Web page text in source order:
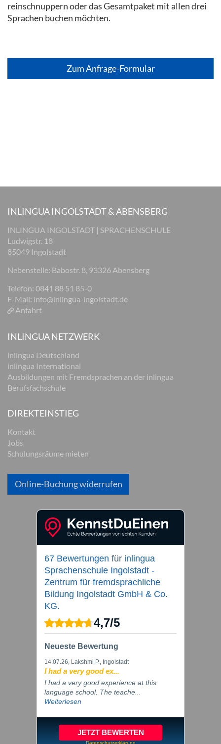
reinschnuppern oder das Gesamtpaket mit allen drei
Sprachen buchen möchten.
Zum Anfrage-Formular
INLINGUA INGOLSTADT & ABENSBERG
INLINGUA INGOLSTADT | SPRACHENSCHULE
Ludwigstr. 18
85049 Ingolstadt
Nebenstelle: Babostr. 8, 93326 Abensberg
Telefon: 0841 88 51 85-0
E-Mail: info@inlingua-ingolstadt.de
Anfahrt
INLINGUA NETZWERK
inlingua Deutschland
inlingua International
Ausbildungen mit Fremdsprachen an der inlingua
Berufsfachschule
DIREKTEINSTIEG
Kontakt
Jobs
Schulungsräume mieten
Online-Buchung widerrufen
67 Bewertungen für inlingua
Sprachenschule Ingolstadt -
Zentrum für fremdsprachliche
Bildung Ingolstadt GmbH & Co.
KG.
4,7/5
Neueste Bewertung
14.07.26, Lakshmi P., Ingolstadt
I had a very good ex...
I had a very good experience at this
language school. The teache...
Weiterlesen
JETZT BEWERTEN
Datenschutzerklärung